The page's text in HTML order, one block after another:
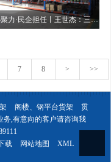
同心聚力·民企担任丨王世杰：三十年“智”造路
7 8 > >>
阁楼、钢平台货架
贯
务,有意向的客户请咨询我
载 网站地图 XML